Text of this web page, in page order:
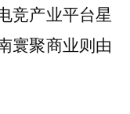
竞产业平台星
寰聚商业则由